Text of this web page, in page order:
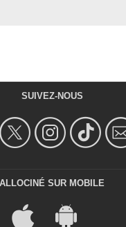
SUIVEZ-NOUS
ALLOCINÉ SUR MOBILE